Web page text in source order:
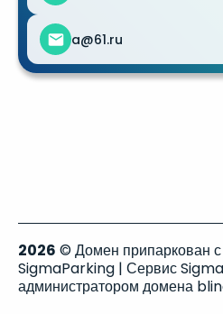
a@61.ru
2026 © Домен припаркован
SigmaParking | Сервис
администратором домена